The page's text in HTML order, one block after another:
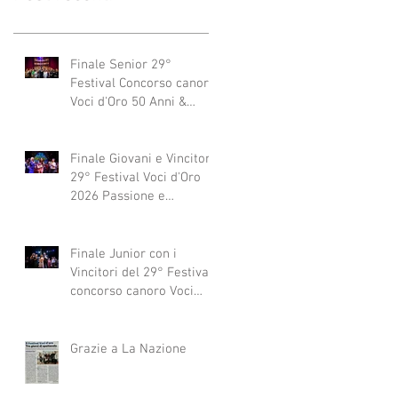
Finale Senior 29°
Festival Concorso canoro
Voci d'Oro 50 Anni &
abbracciano"
Finale Giovani e Vincitori
29° Festival Voci d'Oro
2026 Passione e
Finale Junior con i
Vincitori del 29° Festival
concorso canoro Voci
Grazie a La Nazione